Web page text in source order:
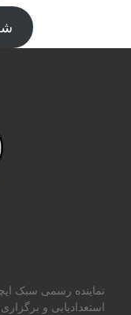
نماینده رسمی سبک
استعدادیابی و